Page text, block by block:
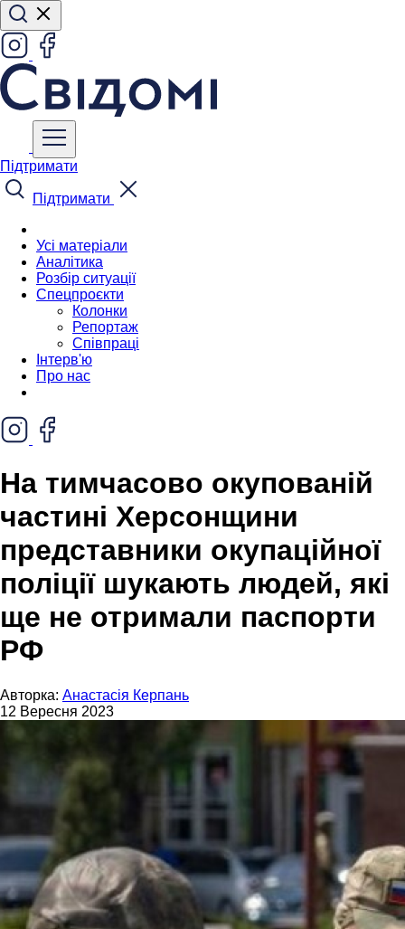
Підтримати
Підтримати
Усі матеріали
Аналітика
Розбір ситуації
Спецпроєкти
Колонки
Репортаж
Співпраці
Інтерв'ю
Про нас
На тимчасово окупованій
частині Херсонщини
представники окупаційної
поліції шукають людей, які
ще не отримали паспорти
РФ
Авторка: Анастасія Керпань
12 Вересня 2023